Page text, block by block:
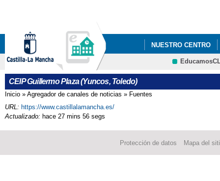
NUESTRO CENTRO
CEIP Guillermo Plaza (Yuncos, Toledo)
Se encuentra usted aquí
Inicio » Agregador de canales de noticias » Fuentes
URL: https://www.castillalamancha.es/
Actualizado: hace 27 mins 56 segs
Protección de datos Mapa del